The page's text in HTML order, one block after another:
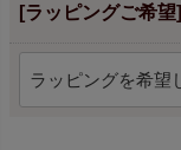
[ラッピングご希望]